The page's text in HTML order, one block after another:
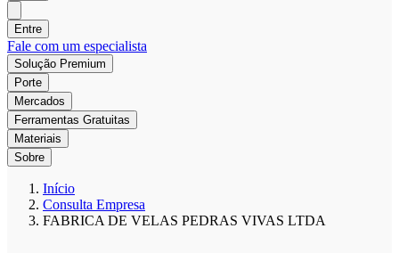
Entre
Fale com um especialista
Solução Premium
Porte
Mercados
Ferramentas Gratuitas
Materiais
Sobre
Início
Consulta Empresa
FABRICA DE VELAS PEDRAS VIVAS LTDA